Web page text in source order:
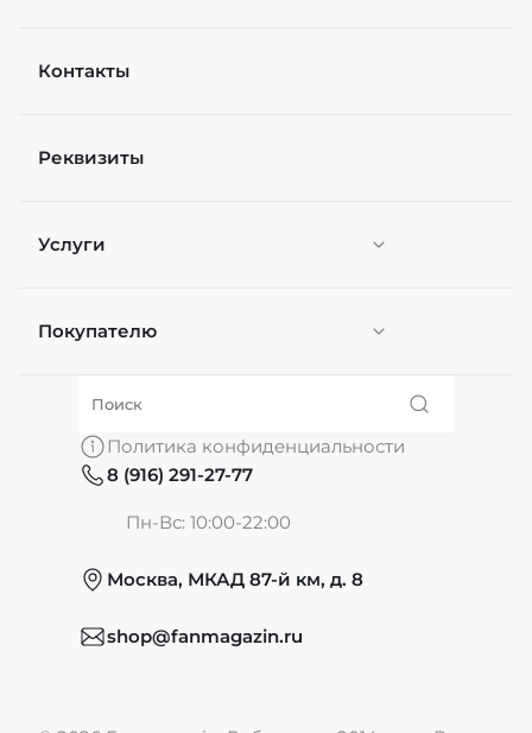
Контакты
Реквизиты
Услуги
Персонификация
Покупателю
О нас
Обмен и возврат
Политика конфиденциальности
8 (916) 291-27-77
Пн-Вс: 10:00-22:00
Москва, МКАД 87-й км, д. 8
shop@fanmagazin.ru